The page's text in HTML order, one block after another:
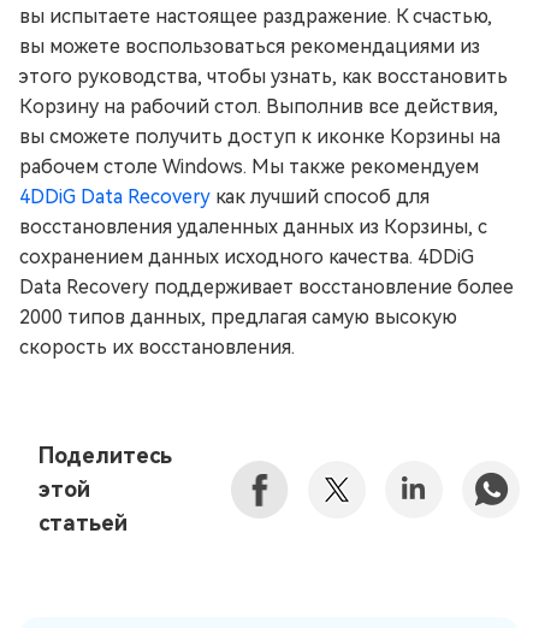
вы испытаете настоящее раздражение. К счастью,
вы можете воспользоваться рекомендациями из
этого руководства, чтобы узнать, как восстановить
Корзину на рабочий стол. Выполнив все действия,
вы сможете получить доступ к иконке Корзины на
рабочем столе Windows. Мы также рекомендуем
4DDiG Data Recovery как лучший способ для
восстановления удаленных данных из Корзины, с
сохранением данных исходного качества. 4DDiG
Data Recovery поддерживает восстановление более
2000 типов данных, предлагая самую высокую
скорость их восстановления.
Поделитесь
этой
статьей